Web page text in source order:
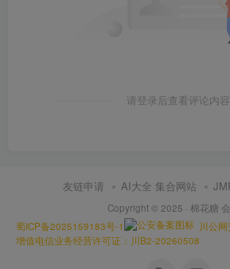
请登录后查看评论内容
友链申请 AI大全 集合网站
Copyright © 2025 · 棉花糖
蜀ICP备2025159183号-1
川公
增值电信业务经营许可证：川B2-20260508